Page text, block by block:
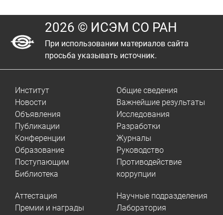
2026 © ИСЭМ СО РАН
При использовании материалов сайта
просьба указывать источник.
Институт
Новости
Объявления
Публикации
Конференции
Образование
Поступающим
Библиотека
Общие сведения
Важнейшие результаты
Исследования
Разработки
Журналы
Руководство
Противодействие
коррупции
Аттестация
Премии и награды
Научные подразделения
Лаборатория